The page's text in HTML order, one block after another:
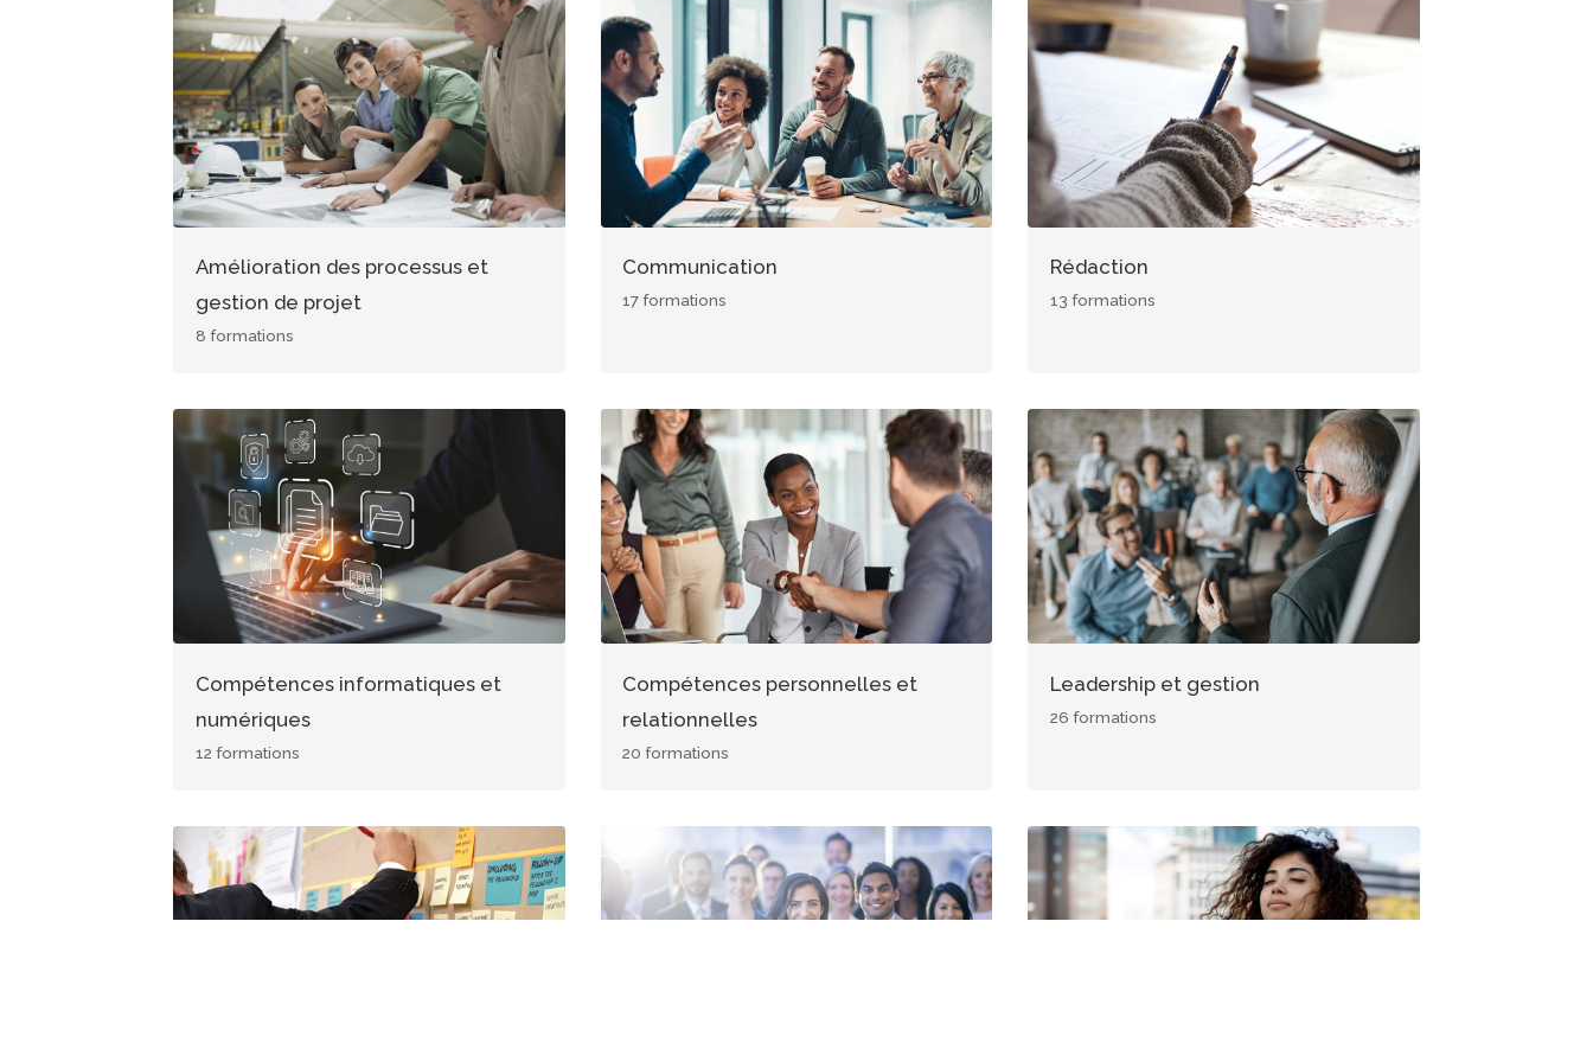
Image
Amélioration des processus et
gestion de projet
8 formations
Communication
17 formations
Image
Rédaction
13 formations
Compétences informatiques et
numériques
12 formations
Image
Compétences personnelles et
relationnelles
20 formations
Image
Leadership et gestion
26 formations
Image Image